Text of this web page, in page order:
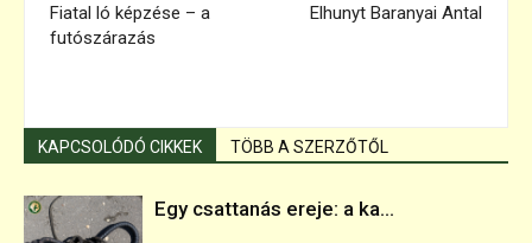
Fiatal ló képzése – a
futószárazás
Elhunyt Baranyai Antal
KAPCSOLÓDÓ CIKKEK TÖBB A SZERZŐTŐL
Egy csattanás ereje: a ka...